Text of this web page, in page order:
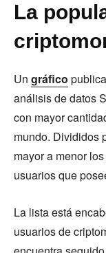
La
Un gráfico
análisis de datos
con mayor
mundo. Divididos
mayor a menor
usuarios que
La lista está
usuarios de